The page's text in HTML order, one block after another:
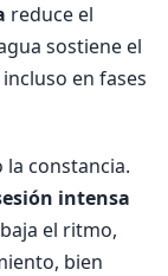
reduce el
sostiene el
en fases
constancia.
intensa
el ritmo,
bien